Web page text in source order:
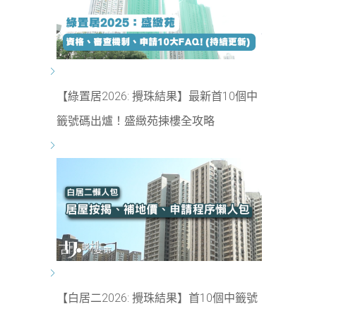
【綠置居2026: 攪珠結果】最新首10個中
籤號碼出爐！盛緻苑揀樓全攻略
【白居二2026: 攪珠結果】首10個中籤號